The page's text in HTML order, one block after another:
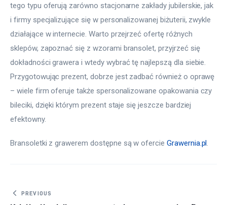
tego typu oferują zarówno stacjonarne zakłady jubilerskie, jak
i firmy specjalizujące się w personalizowanej biżuterii, zwykle
działające w internecie. Warto przejrzeć ofertę różnych
sklepów, zapoznać się z wzorami bransolet, przyjrzeć się
dokładności grawera i wtedy wybrać tę najlepszą dla siebie.
Przygotowując prezent, dobrze jest zadbać również o oprawę
– wiele firm oferuje także spersonalizowane opakowania czy
bileciki, dzięki którym prezent staje się jeszcze bardziej
efektowny.
Bransoletki z grawerem dostępne są w ofercie Grawernia.pl .
Nawigacja wpisu
PREVIOUS